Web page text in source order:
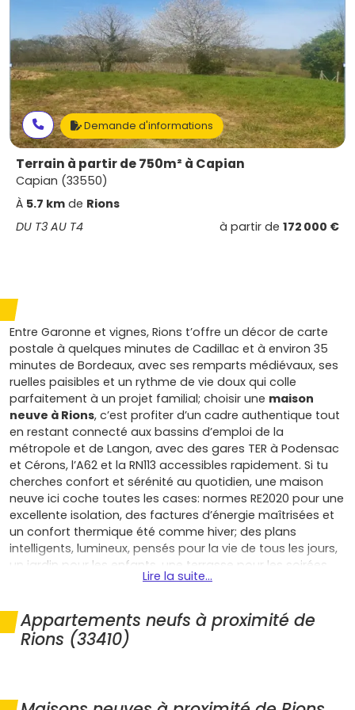
Demande d'informations
Terrain à partir de 750m² à Capian
Capian (33550)
À 5.7 km de Rions
DU T3 AU T4
à partir de 172 000 €
Entre Garonne et vignes, Rions t’offre un décor de carte
postale à quelques minutes de Cadillac et à environ 35
minutes de Bordeaux, avec ses remparts médiévaux, ses
ruelles paisibles et un rythme de vie doux qui colle
parfaitement à un projet familial; choisir une maison
neuve à Rions, c’est profiter d’un cadre authentique tout
en restant connecté aux bassins d’emploi de la
métropole et de Langon, avec des gares TER à Podensac
et Cérons, l’A62 et la RN113 accessibles rapidement. Si tu
cherches confort et sérénité au quotidien, une maison
neuve ici coche toutes les cases: normes RE2020 pour une
excellente isolation, des factures d’énergie maîtrisées et
un confort thermique été comme hiver; des plans
intelligents, lumineux, pensés pour la vie de tous les jours,
un jardin pour les enfants, une terrasse pour les soirées
entre amis et un stationnement privatif; sans oublier les
biennale, décennale) et des frais de notaire réduits qui
allègent le budget. Côté qualité de vie, Rions s’appuie sur
des commerces de proximité, une école primaire, de
des professionnels de santé sur le secteur, le tout au
Lire la suite...
Appartements neufs à proximité de
Rions (33410)